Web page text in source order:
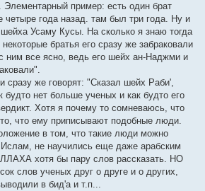
Элементарный пример: есть один брат
четыре года назад. там был три года. Ну и
Усаму Кусы. На сколько я знаю тогда
братья его сразу же забраковали
ним все ясно, ведь его шейх ан-Наджми и
сразу же говорят: "Сказал шейх Раби',
будто нет больше ученых и как будто его
Хотя я почему то сомневаюсь, что
что ему приписывают подобные люди.
в том, что такие люди можно
Ислам, не научились еще даже арабским
хотя бы пару слов рассказать. НО
слов ученых друг о друге и о других,
в бид'а и т.п...